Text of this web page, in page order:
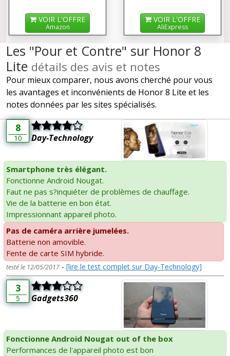
VOIR L'OFFRE
Amazon
VOIR L'OFFRE
AliExpress
Les "Pour et Contre" sur Honor 8
Lite détails des avis et notes
Pour mieux comparer, nous avons cherché pour vous
les avantages et inconvénients de Honor 8 Lite et les
notes données par les sites spécialisés.
8
10 Day-Technology
Smartphone très élégant.
Fonctionne Android Nougat.
Faut ne pas s?inquiéter de problèmes de chauffage.
Vie de la batterie en bon état.
Impressionnant appareil photo.
Pas de caméra arrière jumelées.
Batterie non amovible.
Fente de carte SIM hybride.
testé le 12/05/2017 - [lire le test complet sur Day-Technology]
3
5 Gadgets360
Fonctionne Android Nougat out of the box
Performances de l'appareil photo est bon